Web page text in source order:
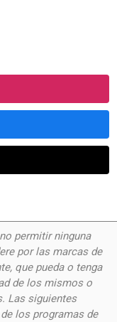
permitir ninguna
por las marcas de
que pueda o tenga
de los mismos o
Las siguientes
los programas de